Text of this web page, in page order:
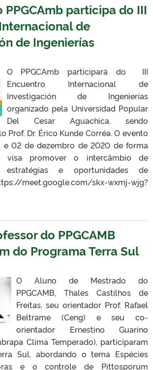
PPGCAmb participa do III
de
de Ingenierías
O PPGCAmb participará do III
Encuentro Internacional de
Investigación de Ingenierías
organizado pela Universidad Popular
Del Cesar Aguachica, sendo
Prof. Dr. Érico Kunde Corréa. O evento
e 02 de dezembro de 2020 de forma
promover o intercâmbio de
estratégias e oportunidades de
meet.google.com/skx-wxmj-wjg?
do PPGCAMB
do Programa Terra Sul
O Aluno de Mestrado do
PPGCAMB, Thales Castilhos de
Freitas, seu orientador Prof. Rafael
Beltrame (Ceng) e seu co-
orientador Ernestino Guarino
Clima Temperado), participaram
Sul, abordando o tema Espécies
e o controle de Pittosporum